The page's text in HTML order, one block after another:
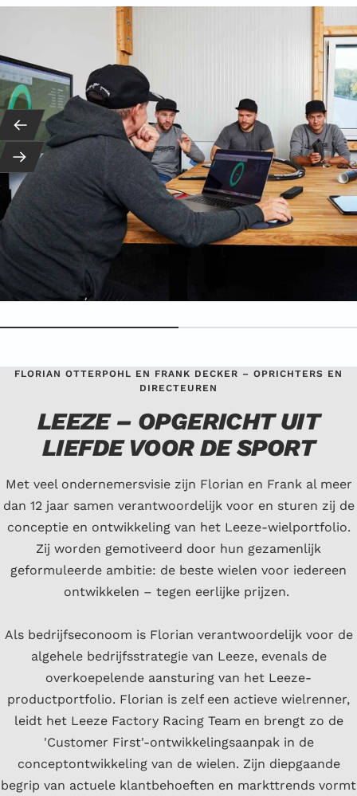
Terug
FLORIAN OTTERPOHL EN FRANK DECKER – OPRICHTERS EN
DIRECTEUREN
LEEZE – OPGERICHT UIT
LIEFDE VOOR DE SPORT
Met veel ondernemersvisie zijn Florian en Frank al meer
dan 12 jaar samen verantwoordelijk voor en sturen zij de
conceptie en ontwikkeling van het Leeze-wielportfolio.
Zij worden gemotiveerd door hun gezamenlijk
geformuleerde ambitie: de beste wielen voor iedereen
ontwikkelen – tegen eerlijke prijzen.
Als bedrijfseconoom is Florian verantwoordelijk voor de
algehele bedrijfsstrategie van Leeze, evenals de
overkoepelende aansturing van het Leeze-
productportfolio. Florian is zelf een actieve wielrenner,
leidt het Leeze Factory Racing Team en brengt zo de
'Customer First'-ontwikkelingsaanpak in de
conceptontwikkeling van de wielen. Zijn diepgaande
begrip van actuele klantbehoeften en markttrends vormt